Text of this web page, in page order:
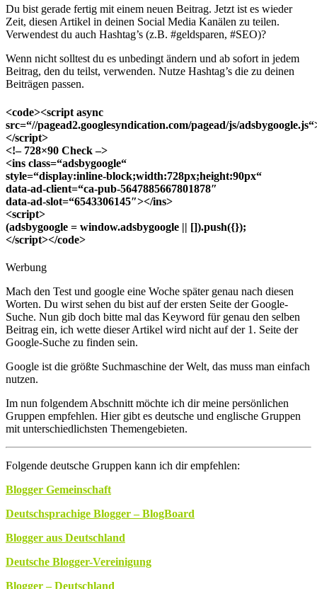
Du bist gerade fertig mit einem neuen Beitrag. Jetzt ist es wieder
Zeit, diesen Artikel in deinen Social Media Kanälen zu teilen.
Verwendest du auch Hashtag’s (z.B. #geldsparen, #SEO)?
Wenn nicht solltest du es unbedingt ändern und ab sofort in jedem
Beitrag, den du teilst, verwenden. Nutze Hashtag’s die zu deinen
Beiträgen passen.
<code><script async
src=“//pagead2.googlesyndication.com/pagead/js/
</script>
<!– 728×90 Check –>
<ins class=“adsbygoogle“
style=“display:inline-block;width:728px;height:90px“
data-ad-client=“ca-pub-5647885667801878″
data-ad-slot=“6543306145″></ins>
<script>
(adsbygoogle = window.adsbygoogle || []).push({});
</script></code>
Werbung
Mach den Test und google eine Woche später genau nach diesen
Worten. Du wirst sehen du bist auf der ersten Seite der Google-
Suche. Nun gib doch bitte mal das Keyword für genau den selben
Beitrag ein, ich wette dieser Artikel wird nicht auf der 1. Seite der
Google-Suche zu finden sein.
Google ist die größte Suchmaschine der Welt, das muss man einfach
nutzen.
Im nun folgendem Abschnitt möchte ich dir meine persönlichen
Gruppen empfehlen. Hier gibt es deutsche und englische Gruppen
mit unterschiedlichsten Themengebieten.
Folgende deutsche Gruppen kann ich dir empfehlen:
Blogger Gemeinschaft
Deutschsprachige Blogger – BlogBoard
Blogger aus Deutschland
Deutsche Blogger-Vereinigung
Blogger – Deutschland